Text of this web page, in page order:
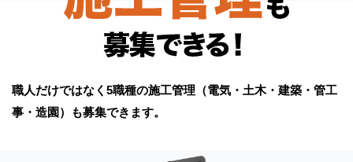
職人だけではなく5職種の施工管理（電気・土木・建築・管工
事・造園）も募集できます。